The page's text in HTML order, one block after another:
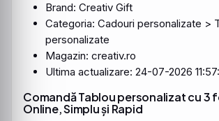
Brand: Creativ Gift
Categoria: Cadouri personalizate >
personalizate
Magazin: creativ.ro
Ultima actualizare: 24-07-2026
Comandă Tablou personalizat cu 3
Online, Simplu și Rapid